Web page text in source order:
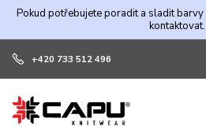
Pokud potřebujete poradit a sladit barvy
kontaktovat.
+420 733 512 496